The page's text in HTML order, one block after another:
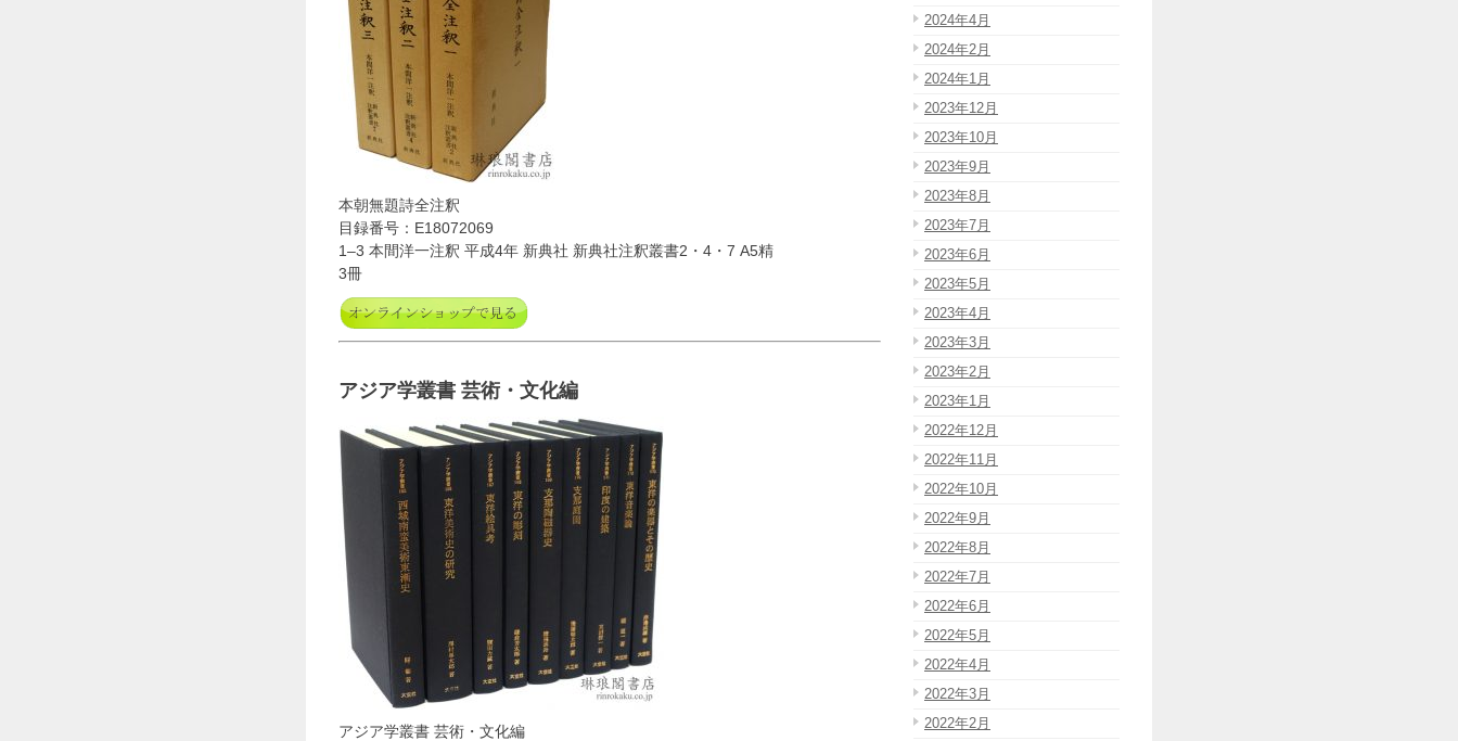
本朝無題詩全注釈
目録番号：E18072069
1–3 本間洋一注釈 平成4年 新典社 新典社注釈叢書2・4・7 A5精
3冊
アジア学叢書 芸術・文化編
アジア学叢書 芸術・文化編
2024年4月
2024年2月
2024年1月
2023年12月
2023年10月
2023年9月
2023年8月
2023年7月
2023年6月
2023年5月
2023年4月
2023年3月
2023年2月
2023年1月
2022年12月
2022年11月
2022年10月
2022年9月
2022年8月
2022年7月
2022年6月
2022年5月
2022年4月
2022年3月
2022年2月